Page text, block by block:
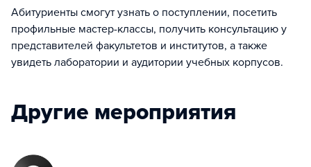
Абитуриенты смогут узнать о поступлении, посетить
профильные мастер-классы, получить консультацию у
представителей факультетов и институтов, а также
увидеть лаборатории и аудитории учебных корпусов.
Другие мероприятия